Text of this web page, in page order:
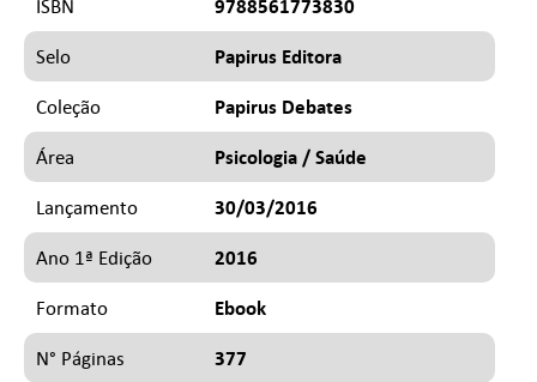
ISBN 9788561773830
Selo Papirus Editora
Coleção Papirus Debates
Área Psicologia / Saúde
Lançamento 30/03/2016
Ano 1ª Edição 2016
Formato Ebook
N° Páginas 377